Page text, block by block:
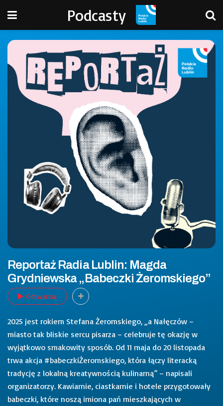
Podcasty
Reportaż Radia Lublin: Magda
Grydniewska „Babeczki Żeromskiego”
Odtwarzaj
2025 jest rokiem Stefana Żeromskiego, „a Nałęczów –
miasto tak bliskie sercu pisarza – celebruje tę okazję w
wyjątkowo smakowity sposób. Od 11 maja do 20 listopada
trwa akcja #babeczkiŻeromskiego, która łączy literacką
tradycję z lokalną kreatywnością kulinarną” – napisali
organizatorzy. Kawiarnie, ciastkarnie i hotele przygotowały
babeczki, które noszą imiona pań mieszkających w